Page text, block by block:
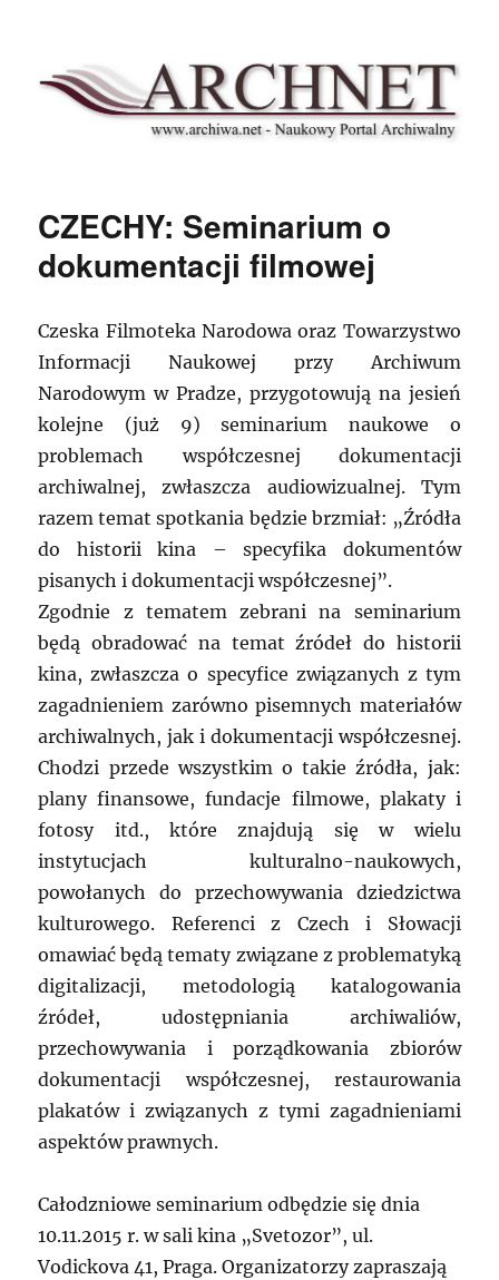
Archnet
CZECHY: Seminarium o
dokumentacji filmowej
Czeska Filmoteka Narodowa oraz Towarzystwo
Informacji Naukowej przy Archiwum
Narodowym w Pradze, przygotowują na jesień
kolejne (już 9) seminarium naukowe o
problemach współczesnej dokumentacji
archiwalnej, zwłaszcza audiowizualnej. Tym
razem temat spotkania będzie brzmiał: „Źródła
do historii kina – specyfika dokumentów
pisanych i dokumentacji współczesnej”.
Zgodnie z tematem zebrani na seminarium
będą obradować na temat źródeł do historii
kina, zwłaszcza o specyfice związanych z tym
zagadnieniem zarówno pisemnych materiałów
archiwalnych, jak i dokumentacji współczesnej.
Chodzi przede wszystkim o takie źródła, jak:
plany finansowe, fundacje filmowe, plakaty i
fotosy itd., które znajdują się w wielu
instytucjach kulturalno-naukowych,
powołanych do przechowywania dziedzictwa
kulturowego. Referenci z Czech i Słowacji
omawiać będą tematy związane z problematyką
digitalizacji, metodologią katalogowania
źródeł, udostępniania archiwaliów,
przechowywania i porządkowania zbiorów
dokumentacji współczesnej, restaurowania
plakatów i związanych z tymi zagadnieniami
aspektów prawnych.
Całodzniowe seminarium odbędzie się dnia
10.11.2015 r. w sali kina „Svetozor”, ul.
Vodickova 41, Praga. Organizatorzy zapraszają